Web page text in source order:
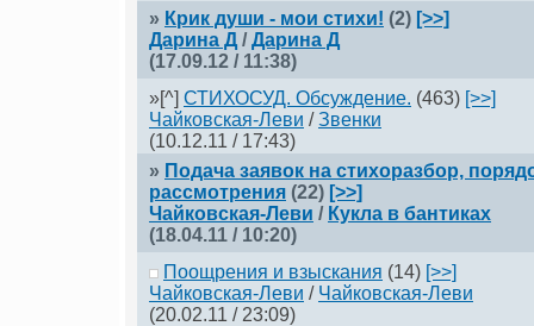
» Крик души - мои стихи! (2) [>>]
Дарина Д /Дарина Д
(17.09.12 / 11:38)
»[^] СТИХОСУД. Обсуждение. (463) [>>]
Чайковская-Леви /Звенки
(10.12.11 / 17:43)
» Подача заявок на стихоразбор,
рассмотрения (22) [>>]
Чайковская-Леви / Кукла в бантиках
(18.04.11 / 10:20)
Поощрения и взыскания (14) [>>]
Чайковская-Леви / Чaйковскaя-Леви
(20.02.11 / 23:09)